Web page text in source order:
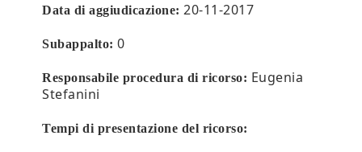
Data di aggiudicazione: 20-11-2017
Subappalto: 0
Responsabile procedura di ricorso: Eugenia
Stefanini
Tempi di presentazione del ricorso: